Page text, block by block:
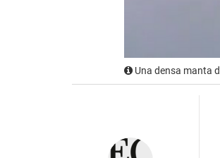
Una densa manta